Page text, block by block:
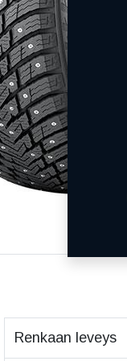
Renkaan leveys